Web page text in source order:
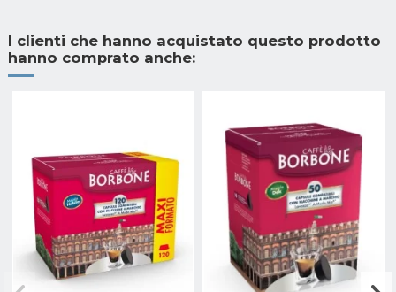
I clienti che hanno acquistato questo prodotto
hanno comprato anche: